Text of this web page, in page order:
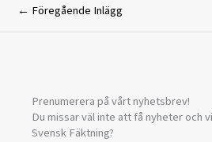
← Föregående Inlägg
Prenumerera på vårt nyhetsbrev!
Du missar väl inte att få nyheter och
Svensk Fäktning?